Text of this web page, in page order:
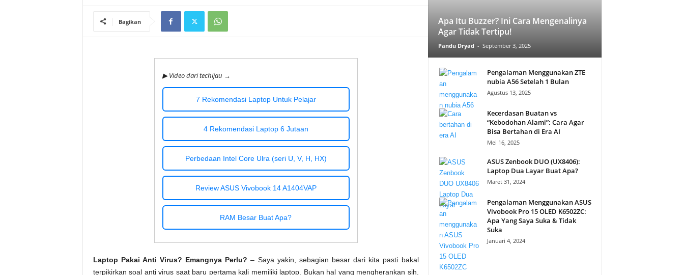
i
j
a
u
Bagikan
▶ Video dari techijau →
7 Rekomendasi Laptop Untuk Pelajar
4 Rekomendasi Laptop 6 Jutaan
Perbedaan Intel Core Ulra (seri U, V, H, HX)
Review ASUS Vivobook 14 A1404VAP
RAM Besar Buat Apa?
Laptop Pakai Anti Virus? Emangnya Perlu? – Saya yakin, sebagian besar dari kita pasti bakal
terpikirkan soal anti virus saat baru pertama kali memiliki laptop. Bukan hal yang mengherankan sih.
Apa Itu Buzzer? Ini Cara Mengenalinya
Agar Tidak Tertipu!
Pandu Dryad - September 3, 2025
Pengalaman Menggunakan ZTE
nubia A56 Setelah 1 Bulan
Agustus 13, 2025
Kecerdasan Buatan vs
“Kebodohan Alami”: Cara Agar
Bisa Bertahan di Era AI
Mei 16, 2025
ASUS Zenbook DUO (UX8406):
Laptop Dua Layar Buat Apa?
Maret 31, 2024
Pengalaman Menggunakan ASUS
Vivobook Pro 15 OLED K6502ZC:
Apa Yang Saya Suka & Tidak
Suka
Januari 4, 2024